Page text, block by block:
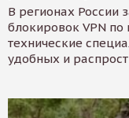
В регионах России
блокировок VPN
технические
удобных и